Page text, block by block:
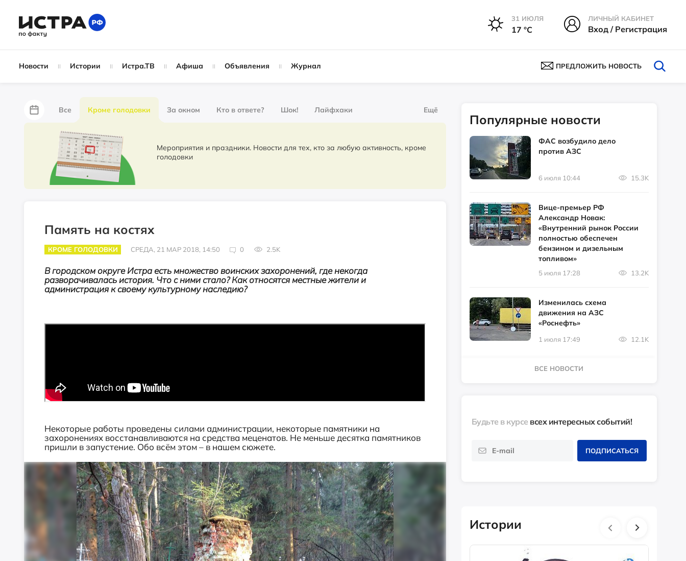
31 ИЮЛЯ
17 °С
ЛИЧНЫЙ КАБИНЕТ
Вход / Регистрация
Новости Истории Истра.ТВ Афиша Объявления Журнал ПРЕДЛОЖИТЬ НОВОСТЬ
Все Кроме голодовки За окном Кто в ответе? Шок! Лайфхаки
За забором Не по лжи!
Партнёрский материал Народные новости
Ещё
Мероприятия и праздники. Новости для тех, кто за любую активность, кроме
голодовки
Память на костях
КРОМЕ ГОЛОДОВКИ СРЕДА, 21 МАР 2018, 14:50 0 2.5K
В городском округе Истра есть множество воинских захоронений, где некогда
разворачивалась история. Что с ними стало? Как относятся местные жители и
администрация к своему культурному наследию?
Некоторые работы проведены силами администрации, некоторые памятники на
захоронениях восстанавливаются на средства меценатов. Не меньше десятка памятников
пришли в запустение. Обо всём этом – в нашем сюжете.
Популярные новости
ФАС возбудило дело
против АЗС
6 июля 10:44 15.3K
Вице-премьер РФ
Александр Новак:
«Внутренний рынок России
полностью обеспечен
бензином и дизельным
топливом»
5 июля 17:28 13.2K
Изменилась схема
движения на АЗС
«Роснефть»
1 июля 17:49 12.1K
ВСЕ НОВОСТИ
Будьте в курсе всех интересных событий!
ПОДПИСАТЬСЯ
Истории